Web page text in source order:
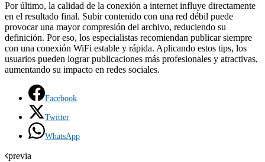
Por último, la calidad de la conexión a internet influye directamente
en el resultado final. Subir contenido con una red débil puede
provocar una mayor compresión del archivo, reduciendo su
definición. Por eso, los especialistas recomiendan publicar siempre
con una conexión WiFi estable y rápida. Aplicando estos tips, los
usuarios pueden lograr publicaciones más profesionales y atractivas,
aumentando su impacto en redes sociales.
Facebook
Twitter
WhatsApp
previa